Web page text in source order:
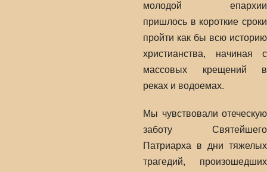
молодой епархии
пришлось в короткие сроки
пройти как бы всю историю
христианства, начиная с
массовых крещений в
реках и водоемах.
Мы чувствовали отеческую
заботу Святейшего
Патриарха в дни тяжелых
трагедий, произошедших